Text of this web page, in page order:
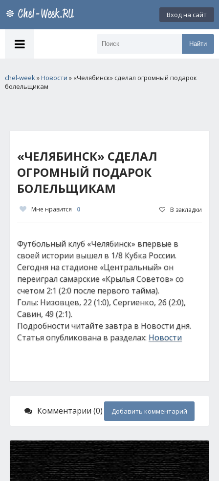
Вход на сайт
Найти
chel-week»Новости » «Челябинск» сделал огромный подарок
болельщикам
«ЧЕЛЯБИНСК» СДЕЛАЛ
ОГРОМНЫЙ ПОДАРОК
БОЛЕЛЬЩИКАМ
Мне нравится 0 В закладки
Футбольный клуб «Челябинск» впервые в
своей истории вышел в 1/8 Кубка России.
Сегодня на стадионе «Центральный» он
переиграл самарские «Крылья Советов» со
счетом 2:1 (2:0 после первого тайма).
Голы: Низовцев, 22 (1:0), Сергиенко, 26 (2:0),
Савин, 49 (2:1).
Подробности читайте завтра в Новости дня.
Статья опубликована в разделах: Новости
Комментарии (0) Добавить комментарий